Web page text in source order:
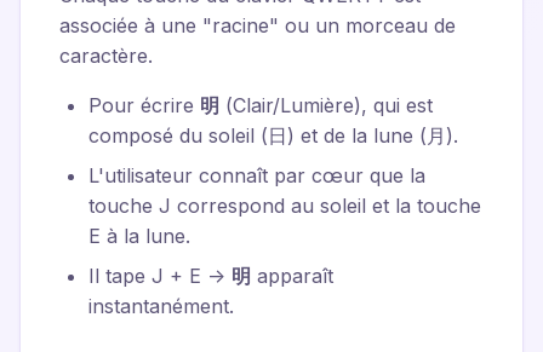
associée à une "racine" ou un morceau de
caractère.
Pour écrire 明 (Clair/Lumière), qui est
composé du soleil (日) et de la lune (月).
L'utilisateur connaît par cœur que la
touche J correspond au soleil et la touche
E à la lune.
Il tape J + E -> 明 apparaît
instantanément.